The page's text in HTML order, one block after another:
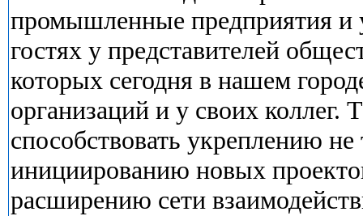
промышленные предприятия и
гостях у представителей
которых сегодня в нашем
организаций и у своих коллег.
способствовать укреплению
инициированию новых
расширению сети